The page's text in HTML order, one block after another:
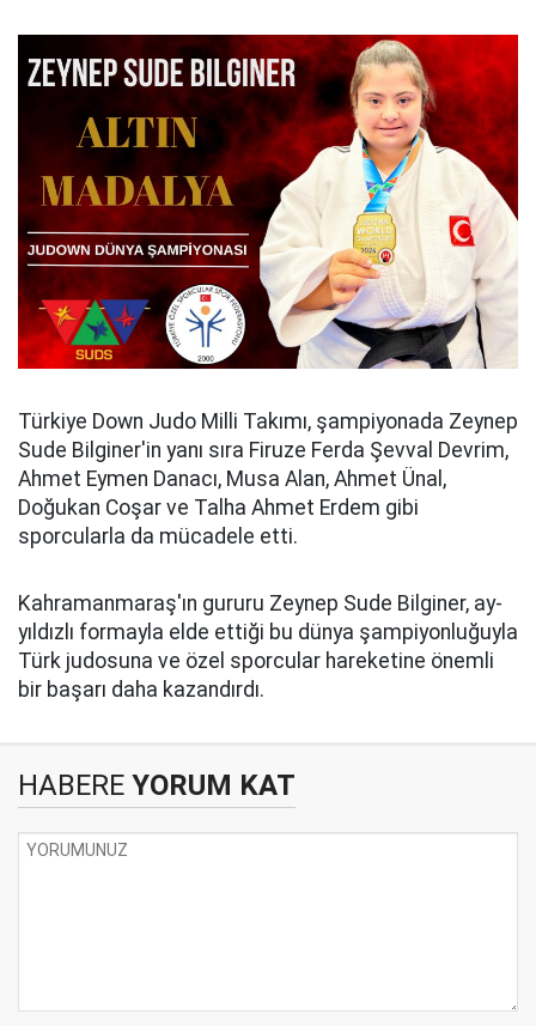
Türkiye Down Judo Milli Takımı, şampiyonada Zeynep
Sude Bilginer'in yanı sıra Firuze Ferda Şevval Devrim,
Ahmet Eymen Danacı, Musa Alan, Ahmet Ünal,
Doğukan Coşar ve Talha Ahmet Erdem gibi
sporcularla da mücadele etti.
Kahramanmaraş'ın gururu Zeynep Sude Bilginer, ay-
yıldızlı formayla elde ettiği bu dünya şampiyonluğuyla
Türk judosuna ve özel sporcular hareketine önemli
bir başarı daha kazandırdı.
HABERE YORUM KAT